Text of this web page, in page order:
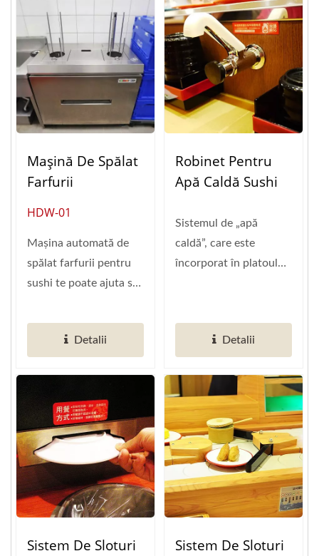
Mașină De Spălat
Farfurii
HDW-01
Mașina automată de
spălat farfurii pentru
sushi te poate ajuta să
Detalii
Robinet Pentru
Apă Caldă Sushi
Sistemul de „apă
caldă”, care este
încorporat în platoul
Detalii
Sistem De Sloturi
Sistem De Sloturi